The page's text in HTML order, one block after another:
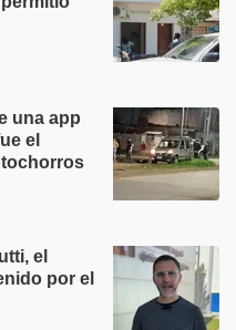
una app
el
el
por el